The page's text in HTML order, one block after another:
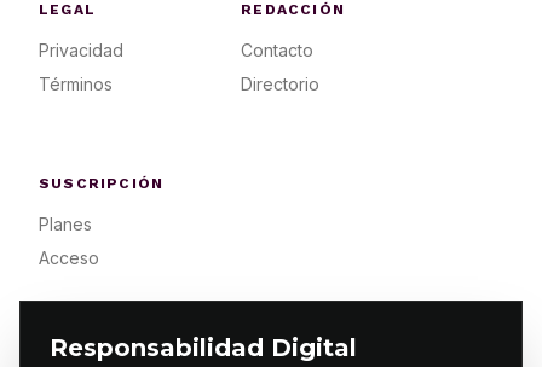
Responsabilidad Digital
LEGAL
Privacidad
Términos
REDACCIÓN
Contacto
Directorio
SUSCRIPCIÓN
Planes
Acceso